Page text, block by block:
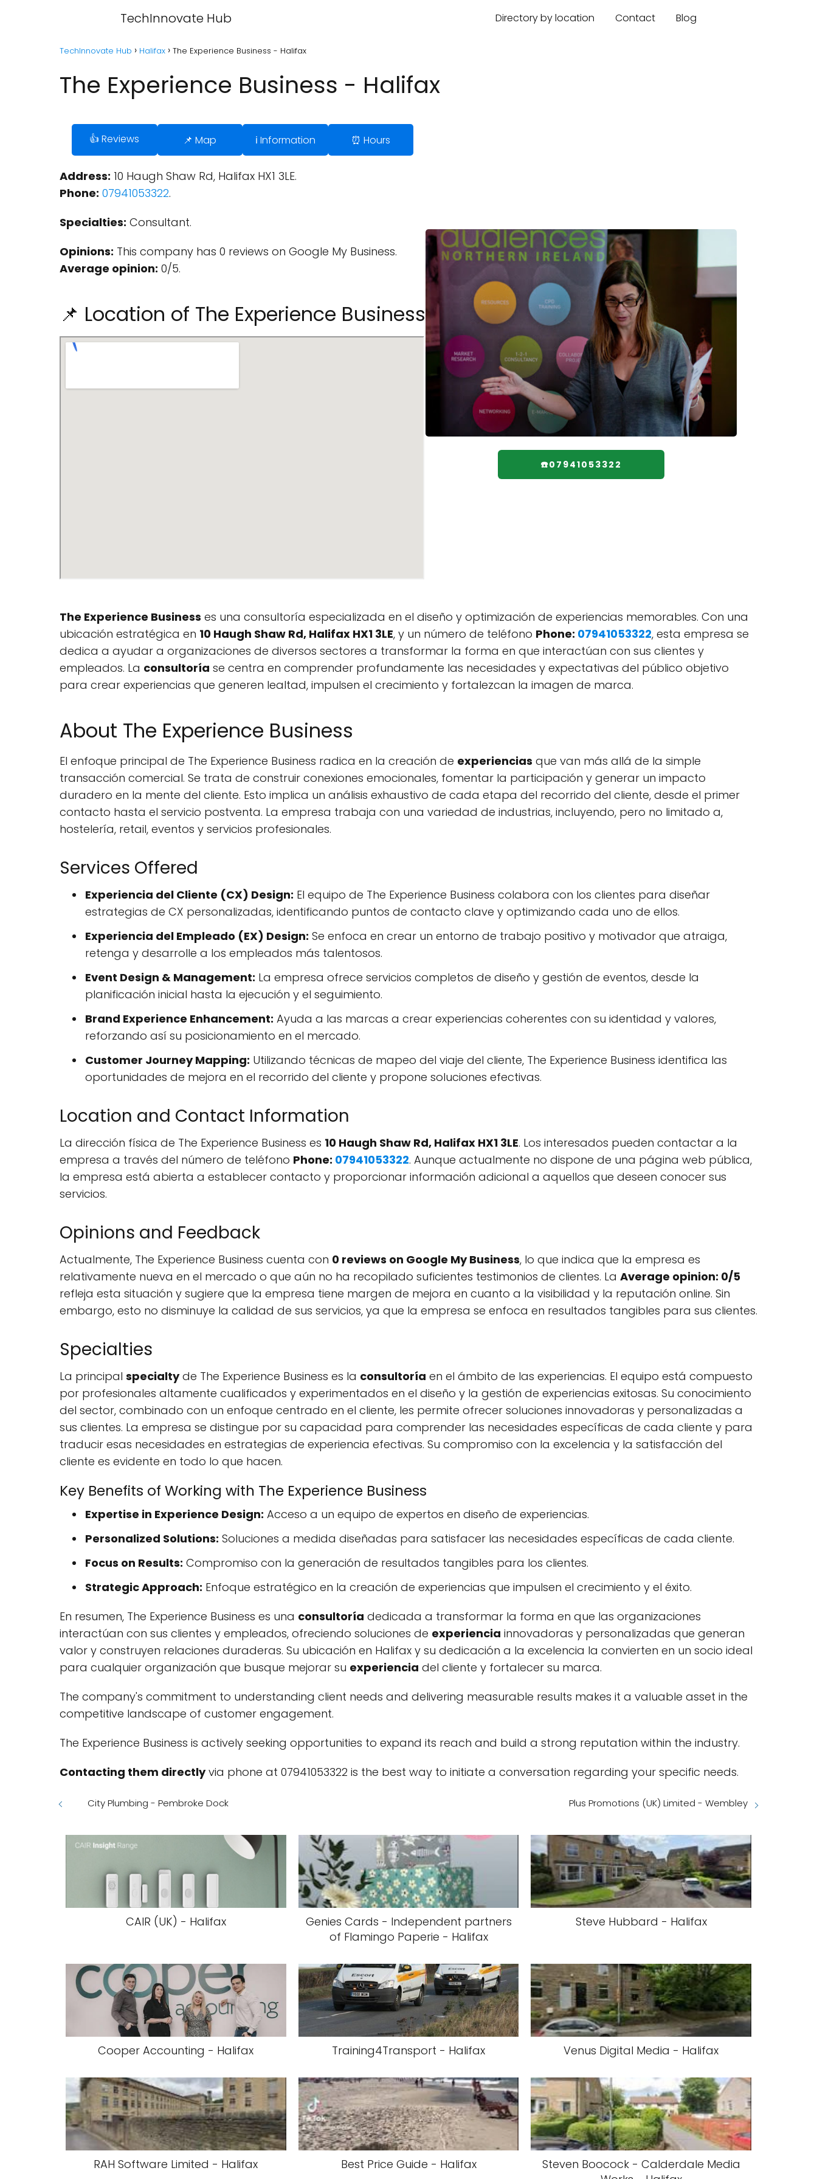
TechInnovate Hub Directory by location Contact Blog
TechInnovate Hub Halifax The Experience Business - Halifax
The Experience Business - Halifax
👍 Reviews 📌 Map ℹ️ Information ⏰ Hours
Address: 10 Haugh Shaw Rd, Halifax HX1 3LE.
Phone: 07941053322.
Specialties: Consultant.
Opinions: This company has 0 reviews on Google My Business.
Average opinion: 0/5.
📌 Location of The Experience Business
☎️07941053322
The Experience Business es una consultoría especializada en el diseño y optimización de experiencias memorables. Con una
ubicación estratégica en 10 Haugh Shaw Rd, Halifax HX1 3LE, y un número de teléfono Phone: 07941053322, esta empresa se
dedica a ayudar a organizaciones de diversos sectores a transformar la forma en que interactúan con sus clientes y
empleados. La consultoría se centra en comprender profundamente las necesidades y expectativas del público objetivo
para crear experiencias que generen lealtad, impulsen el crecimiento y fortalezcan la imagen de marca.
About The Experience Business
El enfoque principal de The Experience Business radica en la creación de experiencias que van más allá de la simple
transacción comercial. Se trata de construir conexiones emocionales, fomentar la participación y generar un impacto
duradero en la mente del cliente. Esto implica un análisis exhaustivo de cada etapa del recorrido del cliente, desde el primer
contacto hasta el servicio postventa. La empresa trabaja con una variedad de industrias, incluyendo, pero no limitado a,
hostelería, retail, eventos y servicios profesionales.
Services Offered
Experiencia del Cliente (CX) Design: El equipo de The Experience Business colabora con los clientes para diseñar
estrategias de CX personalizadas, identificando puntos de contacto clave y optimizando cada uno de ellos.
Experiencia del Empleado (EX) Design: Se enfoca en crear un entorno de trabajo positivo y motivador que atraiga,
retenga y desarrolle a los empleados más talentosos.
Event Design & Management: La empresa ofrece servicios completos de diseño y gestión de eventos, desde la
planificación inicial hasta la ejecución y el seguimiento.
Brand Experience Enhancement: Ayuda a las marcas a crear experiencias coherentes con su identidad y valores,
reforzando así su posicionamiento en el mercado.
Customer Journey Mapping: Utilizando técnicas de mapeo del viaje del cliente, The Experience Business identifica las
oportunidades de mejora en el recorrido del cliente y propone soluciones efectivas.
Location and Contact Information
La dirección física de The Experience Business es 10 Haugh Shaw Rd, Halifax HX1 3LE. Los interesados pueden contactar a la
empresa a través del número de teléfono Phone: 07941053322. Aunque actualmente no dispone de una página web pública,
la empresa está abierta a establecer contacto y proporcionar información adicional a aquellos que deseen conocer sus
servicios.
Opinions and Feedback
Actualmente, The Experience Business cuenta con 0 reviews on Google My Business, lo que indica que la empresa es
relativamente nueva en el mercado o que aún no ha recopilado suficientes testimonios de clientes. La Average opinion: 0/5
refleja esta situación y sugiere que la empresa tiene margen de mejora en cuanto a la visibilidad y la reputación online. Sin
embargo, esto no disminuye la calidad de sus servicios, ya que la empresa se enfoca en resultados tangibles para sus clientes.
Specialties
La principal specialtyde The Experience Business es la consultoría en el ámbito de las experiencias. El equipo está compuesto
por profesionales altamente cualificados y experimentados en el diseño y la gestión de experiencias exitosas. Su conocimiento
del sector, combinado con un enfoque centrado en el cliente, les permite ofrecer soluciones innovadoras y personalizadas a
sus clientes. La empresa se distingue por su capacidad para comprender las necesidades específicas de cada cliente y para
traducir esas necesidades en estrategias de experiencia efectivas. Su compromiso con la excelencia y la satisfacción del
cliente es evidente en todo lo que hacen.
Key Benefits of Working with The Experience Business
Expertise in Experience Design: Acceso a un equipo de expertos en diseño de experiencias.
Personalized Solutions: Soluciones a medida diseñadas para satisfacer las necesidades específicas de cada cliente.
Focus on Results: Compromiso con la generación de resultados tangibles para los clientes.
Strategic Approach: Enfoque estratégico en la creación de experiencias que impulsen el crecimiento y el éxito.
En resumen, The Experience Business es una consultoría dedicada a transformar la forma en que las organizaciones
interactúan con sus clientes y empleados, ofreciendo soluciones de experiencia innovadoras y personalizadas que generan
valor y construyen relaciones duraderas. Su ubicación en Halifax y su dedicación a la excelencia la convierten en un socio ideal
para cualquier organización que busque mejorar su experiencia del cliente y fortalecer su marca.
The company's commitment to understanding client needs and delivering measurable results makes it a valuable asset in the
competitive landscape of customer engagement.
The Experience Business is actively seeking opportunities to expand its reach and build a strong reputation within the industry.
Contacting them directlyvia phone at 07941053322 is the best way to initiate a conversation regarding your specific needs.
City Plumbing - Pembroke Dock Plus Promotions (UK) Limited - Wembley
CAIR (UK) - Halifax
Genies Cards - Independent partners
of Flamingo Paperie - Halifax
Steve Hubbard - Halifax
Cooper Accounting - Halifax Training4Transport - Halifax Venus Digital Media - Halifax
RAH Software Limited - Halifax Best Price Guide - Halifax
Steven Boocock - Calderdale Media